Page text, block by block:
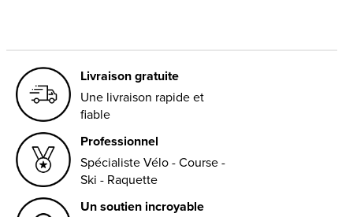
Livraison gratuite
Une livraison rapide et
fiable
Professionnel
Spécialiste Vélo - Course -
Ski - Raquette
Un soutien incroyable